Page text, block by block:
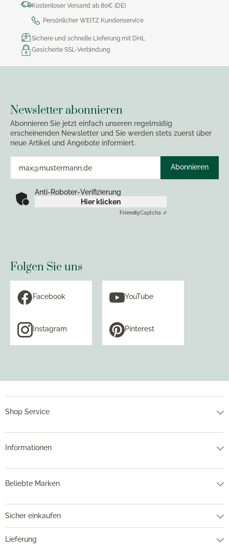
Kostenloser Versand ab 80€ (DE)
Persönlicher WEITZ Kundenservice
Sichere und schnelle Lieferung mit DHL
Gesicherte SSL-Verbindung
Newsletter abonnieren
Abonnieren Sie jetzt einfach unseren regelmäßig
erscheinenden Newsletter und Sie werden stets zuerst über
neue Artikel und Angebote informiert.
Abonnieren
Anti-Roboter-Verifizierung
Hier klicken
FriendlyCaptcha ⇗
Folgen Sie uns
Facebook YouTube
Instagram Pinterest
Shop Service
Informationen
Beliebte Marken
Sicher einkaufen
Lieferung